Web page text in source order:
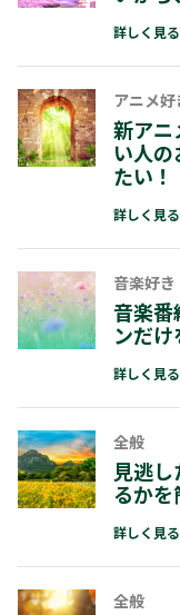
詳しく見る
アニメ好
新アニ
い人
たい！
詳しく見る
音楽好き
音楽番
ンだけ
詳しく見る
全般
見逃
るかを
詳しく見る
全般
詳